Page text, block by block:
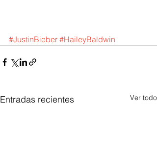
#JustinBieber #HaileyBaldwin
Entradas recientes Ver todo